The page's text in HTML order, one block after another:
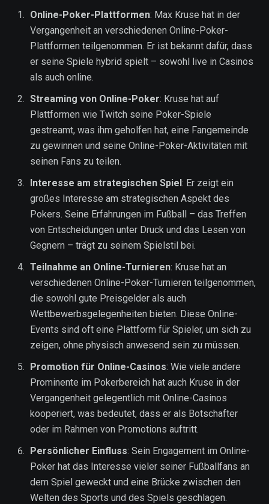
Online-Poker-Plattformen: Max Kruse hat in der
Vergangenheit an verschiedenen Online-Poker-
Plattformen teilgenommen. Er ist bekannt dafür, dass
er seine Spiele hybrid spielt – sowohl live in Casinos
als auch online.
Streaming von Online-Poker: Kruse hat auf
Plattformen wie Twitch seine Poker-Spiele
gestreamt, was ihm geholfen hat, eine Fangemeinde
zu gewinnen und seine Online-Poker-Aktivitäten mit
seinen Fans zu teilen.
Interesse am strategischen Spiel: Er zeigt ein
großes Interesse am strategischen Aspekt des
Pokers. Seine Erfahrungen im Fußball – das Treffen
von Entscheidungen unter Druck und das Lesen von
Gegnern – trägt zu seinem Spielstil bei.
Teilnahme an Online-Turnieren: Kruse hat an
verschiedenen Online-Poker-Turnieren teilgenommen,
die sowohl gute Preisgelder als auch
Wettbewerbsgelegenheiten bieten. Diese Online-
Events sind oft eine Plattform für Spieler, um sich zu
zeigen, ohne physisch anwesend sein zu müssen.
Promotion für Online-Casinos: Wie viele andere
Prominente im Pokerbereich hat auch Kruse in der
Vergangenheit gelegentlich mit Online-Casinos
kooperiert, was bedeutet, dass er als Botschafter
oder im Rahmen von Promotions auftritt.
Persönlicher Einfluss: Sein Engagement im Online-
Poker hat das Interesse vieler seiner Fußballfans an
dem Spiel geweckt und eine Brücke zwischen den
Welten des Sports und des Spiels geschlagen.